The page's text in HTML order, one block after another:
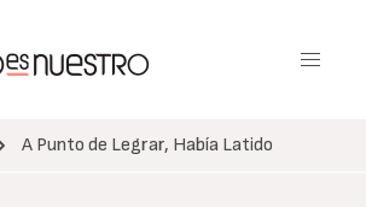
A Punto de Legrar, Había Latido